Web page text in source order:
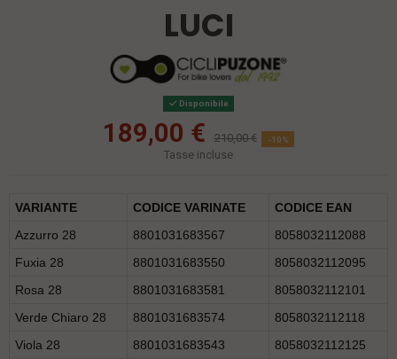
LUCI
Disponibile
189,00 € 210,00 € -10%
Tasse incluse
VARIANTE CODICE VARINATE
CODICE EAN
Azzurro 28
8801031683567
8058032112088
Fuxia 28
8801031683550
8058032112095
Rosa 28
8801031683581
8058032112101
Verde Chiaro 28
8801031683574
8058032112118
Viola 28
8801031683543 8058032112125